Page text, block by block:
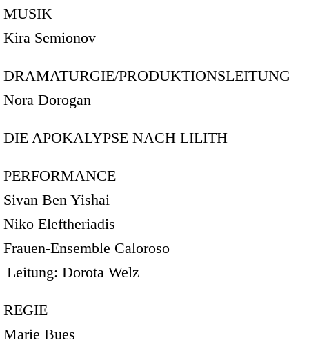
MUSIK
Kira Semionov
DRAMATURGIE/PRODUKTIONSLEITUNG
Nora Dorogan
DIE APOKALYPSE NACH LILITH
PERFORMANCE
Sivan Ben Yishai
Niko Eleftheriadis
Frauen-Ensemble Caloroso
Leitung: Dorota Welz
REGIE
Marie Bues